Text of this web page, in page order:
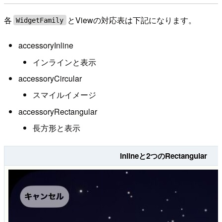
各 WidgetFamily とViewの対応表は下記になります。
accessoryInline
インラインと表示
accessoryCircular
スマイルイメージ
accessoryRectangular
長方形と表示
Inlineと2つのRectangular